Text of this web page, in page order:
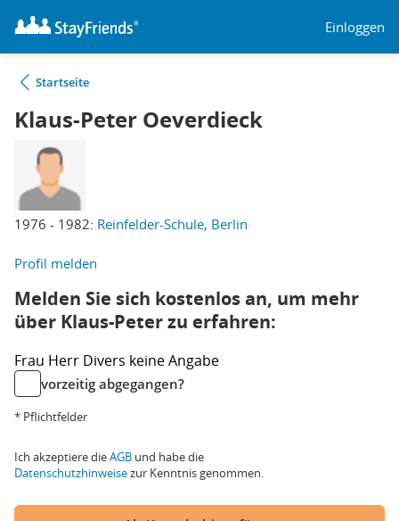
Einloggen
Startseite
Klaus-Peter Oeverdieck
1976 - 1982: Reinfelder-Schule, Berlin
Profil melden
Melden Sie sich kostenlos an, um mehr
über Klaus-Peter zu erfahren:
Frau Herr Divers keine Angabe
vorzeitig abgegangen?
* Pflichtfelder
Ich akzeptiere dieAGB und habe die
Datenschutzhinweisezur Kenntnis genommen.